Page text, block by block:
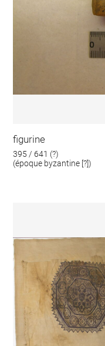
figurine
395 / 641 (?)
(époque byzantine [?])